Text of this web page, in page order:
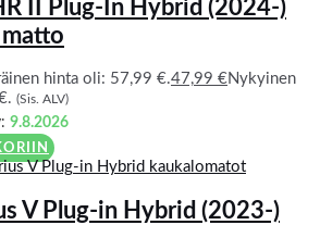
II Plug-In Hybrid (2024-)
hinta oli: 57,99 €.47,99 €Nykyinen
(Sis. ALV)
9.8.2026
V Plug-in Hybrid (2023-)